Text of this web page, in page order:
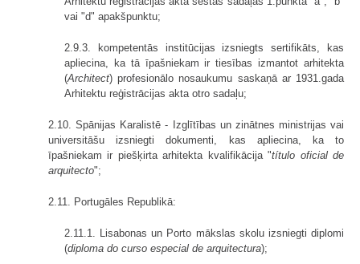
vai "d" apakšpunktu;
2.9.3. kompetentās institūcijas izsniegts sertifikāts, kas
apliecina, ka tā īpašniekam ir tiesības izmantot arhitekta
(Architect) profesionālo nosaukumu saskaņā ar 1931.gada
Arhitektu reģistrācijas akta otro sadaļu;
2.10. Spānijas Karalistē - Izglītības un zinātnes ministrijas vai
univer­sitāšu izsniegti dokumenti, kas apliecina, ka to
īpašniekam ir piešķirta arhitekta kvalifikācija "título oficial de
arquitecto";
2.11. Portugāles Republikā:
2.11.1. Lisabonas un Porto mākslas skolu izsniegti diplomi
(diploma do curso especial de arquitectura);